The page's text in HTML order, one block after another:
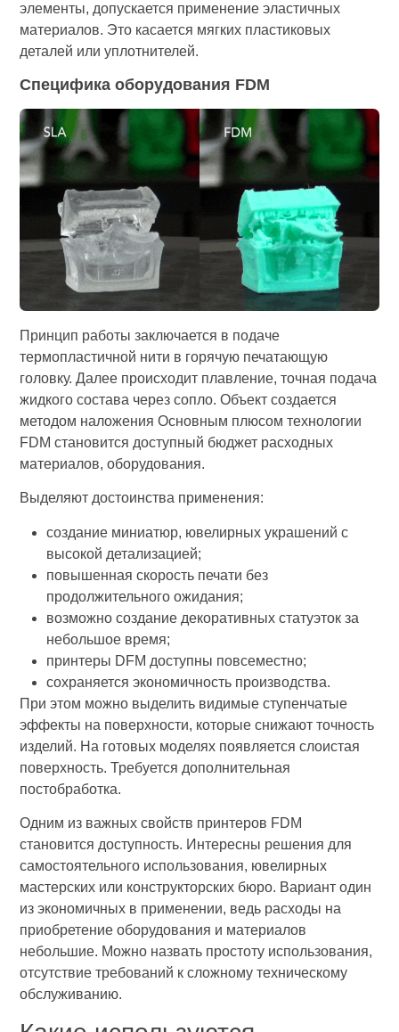
элементы, допускается применение эластичных
материалов. Это касается мягких пластиковых
деталей или уплотнителей.
Специфика оборудования FDM
Принцип работы заключается в подаче
термопластичной нити в горячую печатающую
головку. Далее происходит плавление, точная подача
жидкого состава через сопло. Объект создается
методом наложения Основным плюсом технологии
FDM становится доступный бюджет расходных
материалов, оборудования.
Выделяют достоинства применения:
создание миниатюр, ювелирных украшений с
высокой детализацией;
повышенная скорость печати без
продолжительного ожидания;
возможно создание декоративных статуэток за
небольшое время;
принтеры DFM доступны повсеместно;
сохраняется экономичность производства.
При этом можно выделить видимые ступенчатые
эффекты на поверхности, которые снижают точность
изделий. На готовых моделях появляется слоистая
поверхность. Требуется дополнительная
постобработка.
Одним из важных свойств принтеров FDM
становится доступность. Интересны решения для
самостоятельного использования, ювелирных
мастерских или конструкторских бюро. Вариант один
из экономичных в применении, ведь расходы на
приобретение оборудования и материалов
небольшие. Можно назвать простоту использования,
отсутствие требований к сложному техническому
обслуживанию.